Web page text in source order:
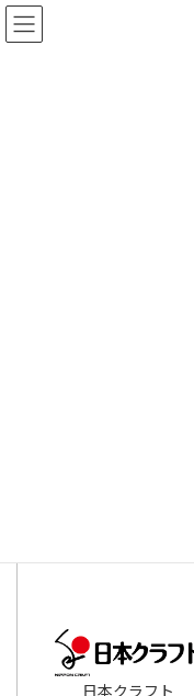
コ
ン
ナ
ビ
日本クラフト